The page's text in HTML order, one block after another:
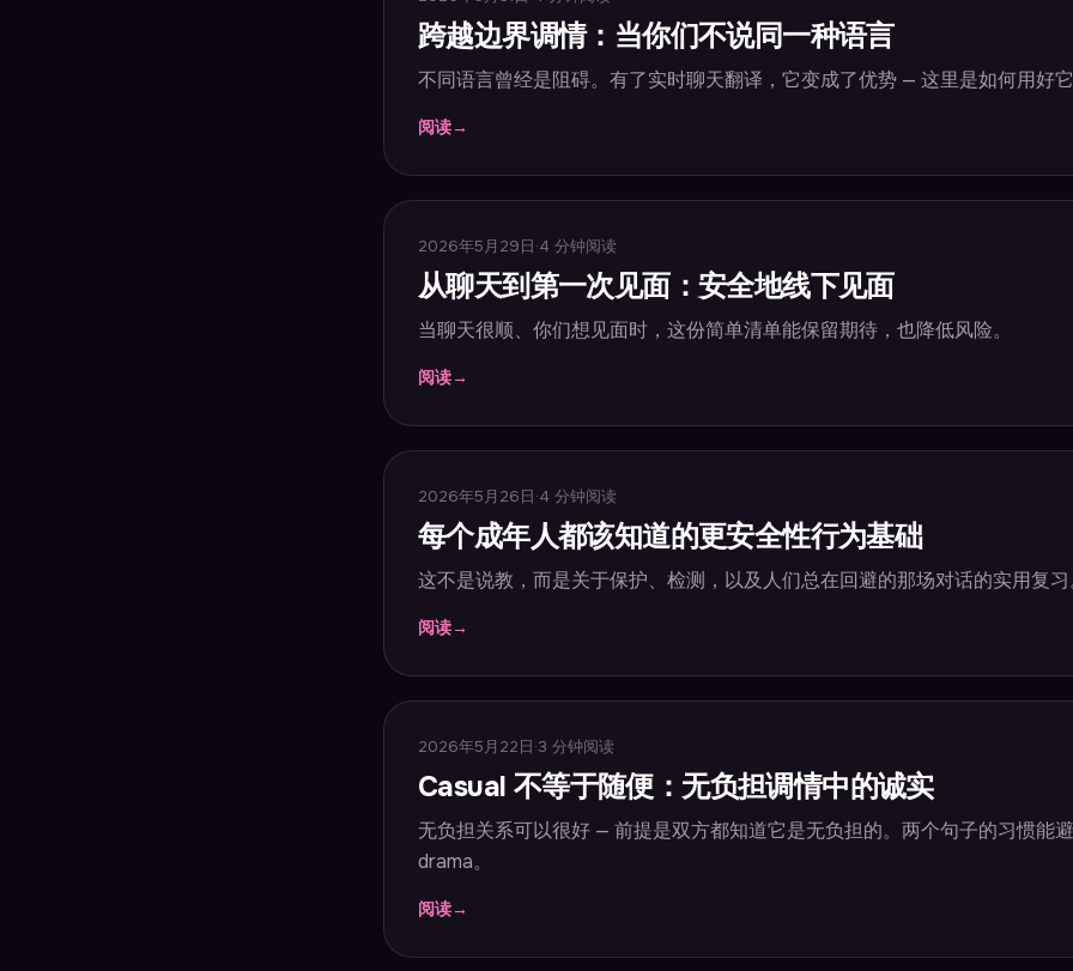
跨越边界调情：当你们不说同一种语言
不同语言曾经是阻碍。有了实时聊天翻译，它变成了优势 — 这里是如何用好
阅读→
2026年5月29日·4 分钟阅读
从聊天到第一次见面：安全地线下见面
当聊天很顺、你们想见面时，这份简单清单能保留期待，也降低风险。
阅读→
2026年5月26日·4 分钟阅读
每个成年人都该知道的更安全性行为基础
这不是说教，而是关于保护、检测，以及人们总在回避的那场对话的实用复
阅读→
2026年5月22日·3 分钟阅读
Casual 不等于随便：无负担调情中的诚实
无负担关系可以很好 — 前提是双方都知道它是无负担的。两个句子的习惯能
drama。
阅读→